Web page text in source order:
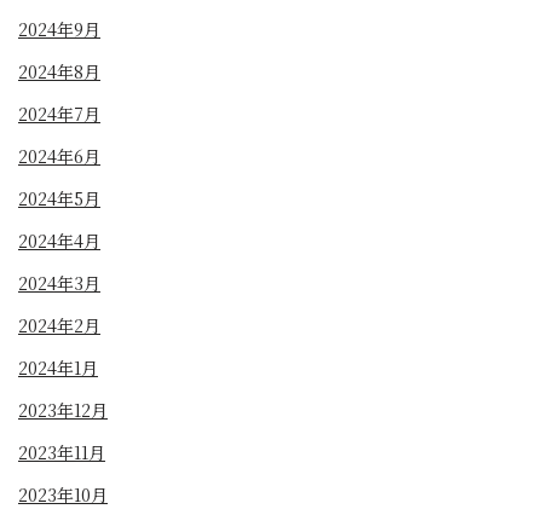
2024年9月
2024年8月
2024年7月
2024年6月
2024年5月
2024年4月
2024年3月
2024年2月
2024年1月
2023年12月
2023年11月
2023年10月